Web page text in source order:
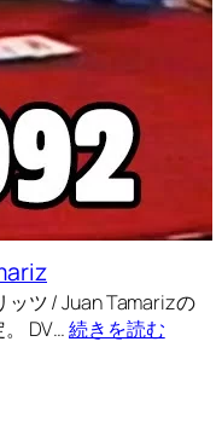
ツ / Juan Tamarizの
。 DV…続きを読む